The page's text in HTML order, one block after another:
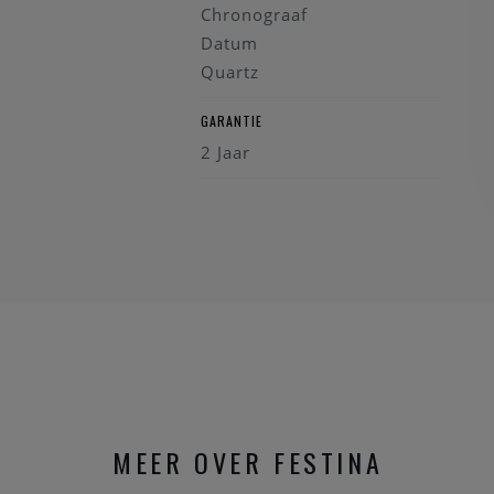
Chronograaf
Datum
Quartz
GARANTIE
2 Jaar
MEER OVER FESTINA